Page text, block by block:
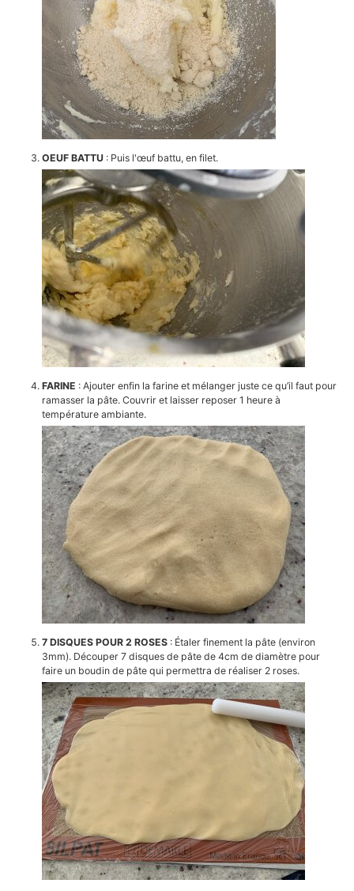
OEUF BATTU : Puis l'œuf battu, en filet.
FARINE : Ajouter enfin la farine et mélanger juste ce qu’il faut pour
ramasser la pâte. Couvrir et laisser reposer 1 heure à
température ambiante.
7 DISQUES POUR 2 ROSES : Étaler finement la pâte (environ
3mm). Découper 7 disques de pâte de 4cm de diamètre pour
faire un boudin de pâte qui permettra de réaliser 2 roses.